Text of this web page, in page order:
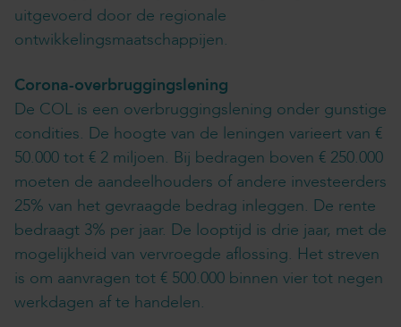
uitgevoerd door de regionale
ontwikkelingsmaatschappijen.
Corona-overbruggingslening
De COL is een overbruggingslening onder gunstige
condities. De hoogte van de leningen varieert van €
50.000 tot € 2 miljoen. Bij bedragen boven € 250.000
moeten de aandeelhouders of andere investeerders
25% van het gevraagde bedrag inleggen. De rente
bedraagt 3% per jaar. De looptijd is drie jaar, met de
mogelijkheid van vervroegde aflossing. Het streven
is om aanvragen tot € 500.000 binnen vier tot negen
werkdagen af te handelen.